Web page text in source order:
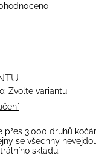
Zvolte variantu
přes 3.000 druhů
se všechny
skladu.